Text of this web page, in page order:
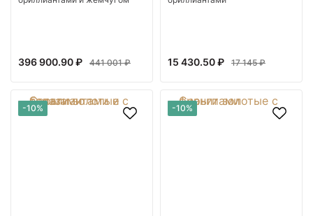
396 900.90 ₽ 441 001 ₽ 15 430.50 ₽ 17 145 ₽
-10% -10%